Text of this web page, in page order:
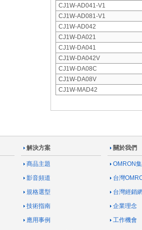
CJ1W-AD041-V1
CJ1W-AD081-V1
CJ1W-AD042
CJ1W-DA021
CJ1W-DA041
CJ1W-DA042V
CJ1W-DA08C
CJ1W-DA08V
CJ1W-MAD42
解決方案
商品主題
影音頻道
規格選型
技術指南
應用事例
關於我們
OMRON
台灣
台灣經銷
企業理念
工作機會